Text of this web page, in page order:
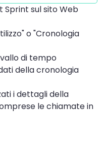
sul sito Web
o "Cronologia
di tempo
della cronologia
i dettagli della
le chiamate in